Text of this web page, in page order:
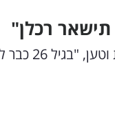
רכלן"
דודי אמסלם הודח